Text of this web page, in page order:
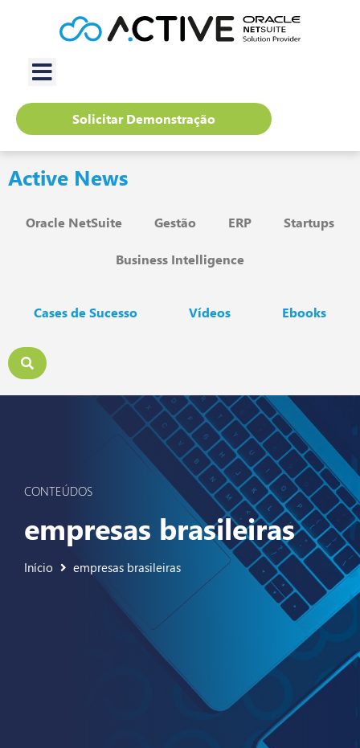
Solicitar Demonstração
Active News
Oracle NetSuite Gestão ERP Startups
Business Intelligence
Cases de Sucesso Vídeos Ebooks
CONTEÚDOS
empresas brasileiras
Início empresas brasileiras